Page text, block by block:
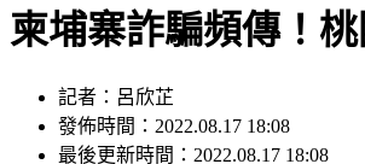
柬埔寨詐騙頻傳！桃
記者：呂欣芷
發佈時間：2022.08.17 18:08
最後更新時間：2022.08.17 18:08